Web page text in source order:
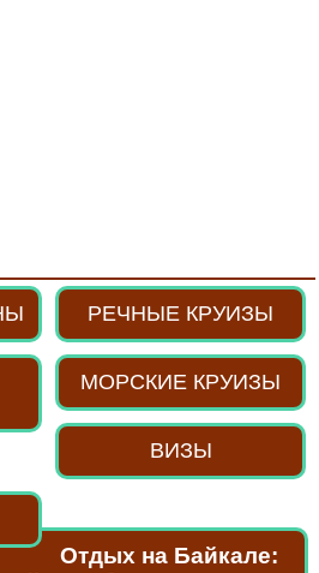
РЕЧНЫЕ КРУИЗЫ
МОРСКИЕ КРУИЗЫ
ВИЗЫ
Отдых на Байкале: